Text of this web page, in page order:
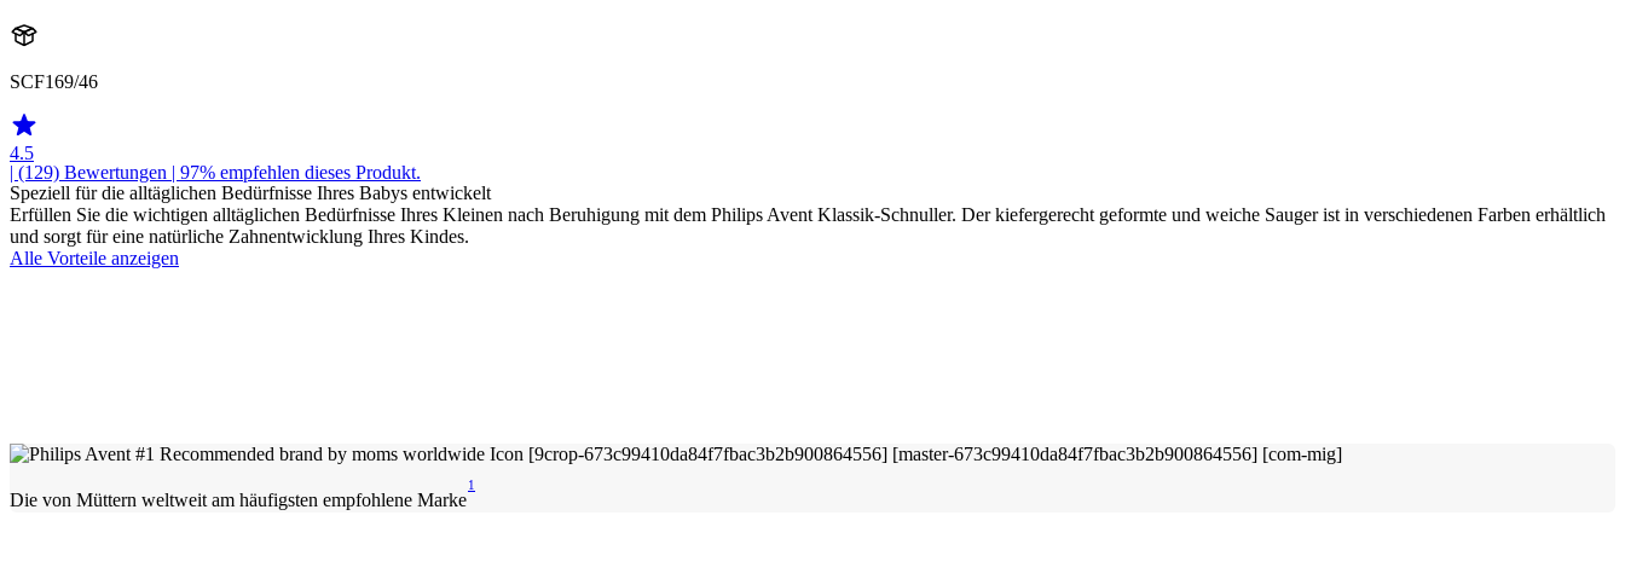
SCF169/46
4.5
| (129) Bewertungen | 97% empfehlen dieses Produkt.
Speziell für die alltäglichen Bedürfnisse Ihres Babys entwickelt
Erfüllen Sie die wichtigen alltäglichen Bedürfnisse Ihres Kleinen nach Beruhigung mit dem Philips Avent Klassik-Schnuller. Der kiefergerecht geformte und weiche Sauger ist in verschiedenen Farben erhältlich
und sorgt für eine natürliche Zahnentwicklung Ihres Kindes.
Alle Vorteile anzeigen
Die von Müttern weltweit am häufigsten empfohlene Marke
1